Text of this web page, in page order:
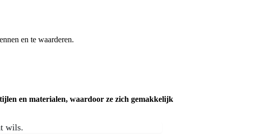
en te waarderen.
en materialen, waardoor ze zich gemakkelijk
wils.